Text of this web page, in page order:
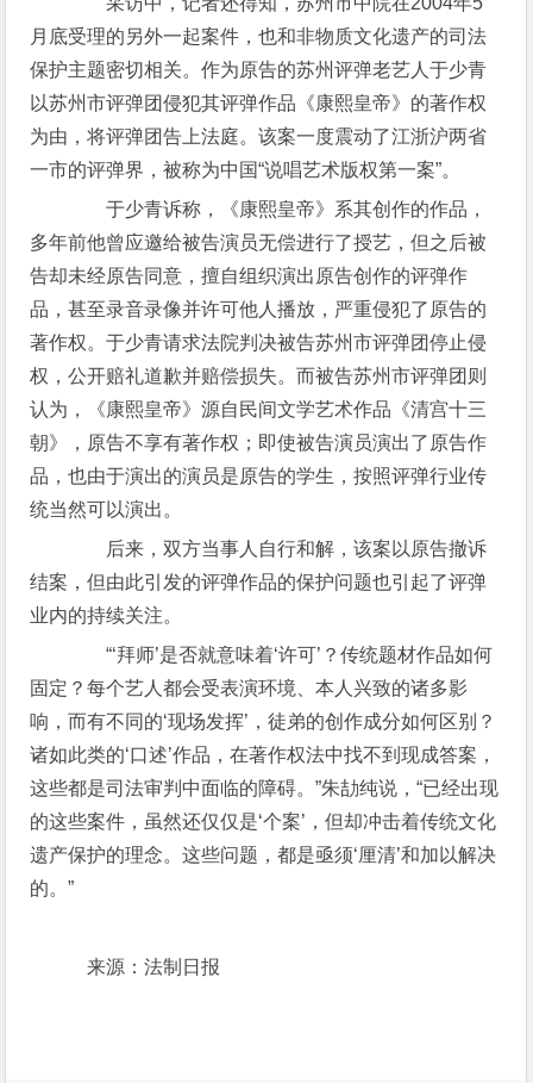
月底受理的另外一起案件，也和非物质文化遗产的司法
保护主题密切相关。作为原告的苏州评弹老艺人于少青
以苏州市评弹团侵犯其评弹作品《康熙皇帝》的著作权
为由，将评弹团告上法庭。该案一度震动了江浙沪两省
一市的评弹界，被称为中国“说唱艺术版权第一案”。
于少青诉称，《康熙皇帝》系其创作的作品，
多年前他曾应邀给被告演员无偿进行了授艺，但之后被
告却未经原告同意，擅自组织演出原告创作的评弹作
品，甚至录音录像并许可他人播放，严重侵犯了原告的
著作权。于少青请求法院判决被告苏州市评弹团停止侵
权，公开赔礼道歉并赔偿损失。而被告苏州市评弹团则
认为，《康熙皇帝》源自民间文学艺术作品《清宫十三
朝》，原告不享有著作权；即使被告演员演出了原告作
品，也由于演出的演员是原告的学生，按照评弹行业传
统当然可以演出。
后来，双方当事人自行和解，该案以原告撤诉
结案，但由此引发的评弹作品的保护问题也引起了评弹
业内的持续关注。
“‘拜师’是否就意味着‘许可’？传统题材作品如何
固定？每个艺人都会受表演环境、本人兴致的诸多影
响，而有不同的‘现场发挥’，徒弟的创作成分如何区别？
诸如此类的‘口述’作品，在著作权法中找不到现成答案，
这些都是司法审判中面临的障碍。”朱劼纯说，“已经出现
的这些案件，虽然还仅仅是‘个案’，但却冲击着传统文化
遗产保护的理念。这些问题，都是亟须‘厘清’和加以解决
的。”
来源：法制日报